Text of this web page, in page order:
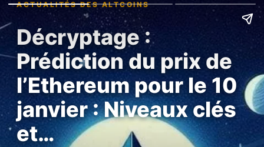
ACTUALITÉS DES ALTCOINS
Décryptage :
Prédiction du prix de
l’Ethereum pour le 10
janvier : Niveaux clés
et…